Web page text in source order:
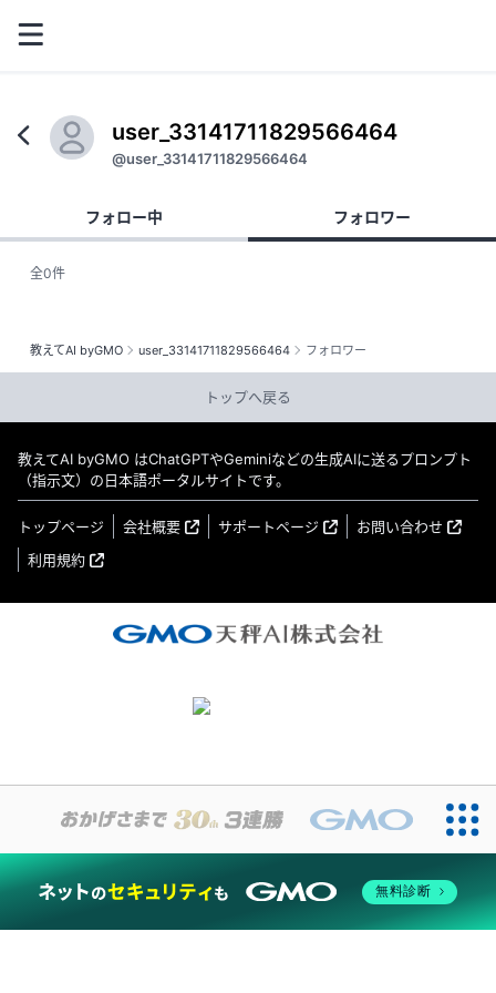
user_33141711829566464
@user_33141711829566464
フォロー中 フォロワー
全0件
教えてAI byGMO user_33141711829566464 フォロワー
トップへ戻る
教えてAI byGMO はChatGPTやGeminiなどの生成AIに送るプロンプト
（指示文）の日本語ポータルサイトです。
トップページ 会社概要 サポートページ
お問い合わせ
利用規約
無料診断